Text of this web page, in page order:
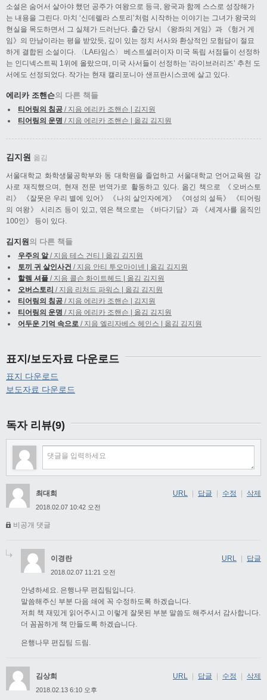
소설은 숨어서 살아야 했던 공주가 여왕으로 등극, 왕국과 함께 스스로 성장해가
는 내용을 그린다. 마치 ‘신데렐라 스토리’처럼 시작하는 이야기는 그녀가 왕국의
현실을 목도하면서 그 실체가 드러난다. 출간 당시 《왕좌의 게임》과 《헝거 게
임》의 만남이라는 평을 받았듯, 깊이 있는 정치 서사와 환상적인 모험담이 절묘
하게 결합된 소설이다. 〈LA타임스〉 베스트셀러이자 미국 독립 서점들이 선정하
는 인디넥스트픽 1위에 올랐으며, 미국 사서들이 선정하는 ‘라이브러리즈’ 추천 도
서에도 선정되었다. 작가는 현재 캘리포니아 샌프란시스코에 살고 있다.
에리카 조핸슨의 다른 책들
티어링의 침공 / 지음 에리카 조핸슨 | 김지원
티어링의 운명 / 지음 에리카 조핸슨 | 옮김 김지원
김지원 옮김
서울대학교 화학생물공학부와 동 대학원을 졸업하고 서울대학교 언어교육원 강
사로 재직했으며, 현재 전문 번역가로 활동하고 있다. 옮긴 책으로 《오버스토
리》 《잘못은 우리 별에 있어》 《나의 살인자에게》 《여성의 설득》 《티어링
의 여왕》 시리즈 등이 있고, 엮은 책으로는 《바다기담》과 《세계사를 움직인
100인》 등이 있다.
김지원 의 다른 책들
우주의 알/ 지음 테스 건티 | 옮김 김지원
토끼 귀 살인사건 / 지음 안티 투오마이넨 | 옮김 김지원
할렘 셔플 / 지음 콜슨 화이트헤드 | 옮김 김지원
오버스토리 / 지음 리처드 파워스 | 옮김 김지원
티어링의 침공 / 지음 에리카 조핸슨 | 김지원
티어링의 운명 / 지음 에리카 조핸슨 | 옮김 김지원
어두운 기억 속으로 / 지음 엘리자베스 헤인스 | 옮김 김지원
표지/보도자료 다운로드
표지 다운로드
보도자료 다운로드
독자 리뷰(9)
최대희
2018.02.07 10:42 오전
비공개 댓글
URL 답글 수정 삭제
이경란
2018.02.07 11:21 오전
안녕하세요. 은행나무 편집팀입니다.
말씀해주신 부분 다음 쇄에 꼭 수정하도록 하겠습니다.
저희 책 재밌게 읽어주시고 이렇게 잘못된 부분 말씀도 해주셔서 감사합니다.
더 꼼꼼하게 책 만들도록 하겠습니다.
은행나무 편집팀 드림.
URL 답글
김상희
2018.02.13 6:10 오후
URL | 답글 | 수정 | 삭제